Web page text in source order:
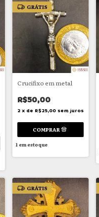
GRÁTIS
Crucifixo em metal
R$50,00
2 x de R$25,00 sem juros
1em estoque
GRÁTIS